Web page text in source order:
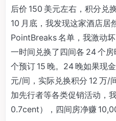
后价 150 美元左右，积分兑
10 月底，我发现这家酒店居
PointBreaks 名单，我激动
一时间兑换了四间各 24 个
个预订 15 晚。24 晚如果现
元/间，实际兑换积分 12 万/
加先行者等各类促销活动，
0.7cent），四间房净赚